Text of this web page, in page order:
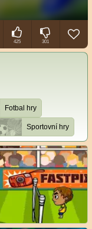
425 301
Fotbal hry
Sportovní hry